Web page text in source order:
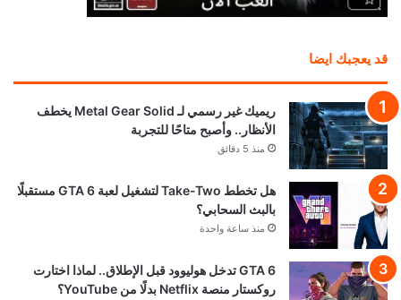
قد يعجبك ايضا
ريميك غير رسمي لـ Metal Gear Solid يخطف
الأنظار.. وأصبح متاحًا للتجربة
منذ 5 دقائق
هل تخطط Take-Two لتشغيل لعبة GTA 6 مستقبلًا
بالبث السحابي؟
منذ ساعة واحدة
GTA 6 تدخل هوليوود قبل الإطلاق.. لماذا اختارت
روكستار منصة Netflix بدلًا من YouTube؟